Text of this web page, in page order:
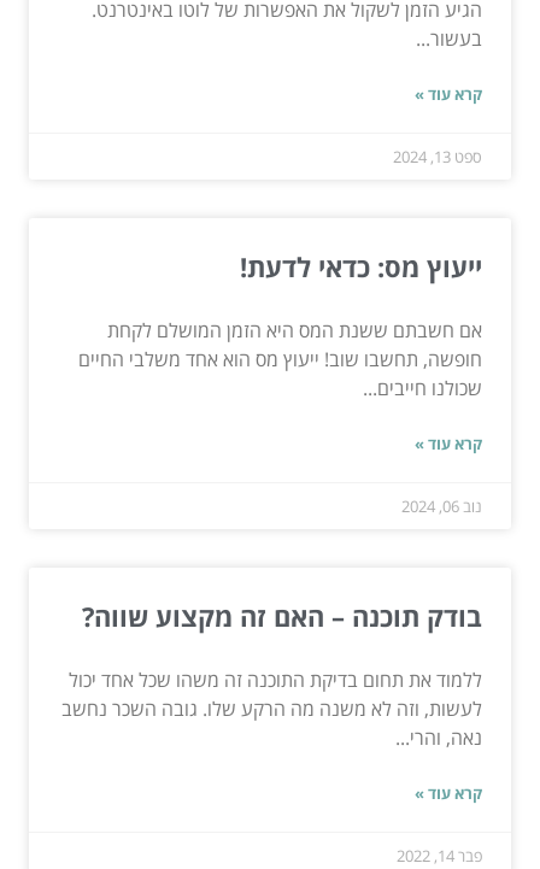
הגיע הזמן לשקול את האפשרות של לוטו באינטרנט.
בעשור...
קרא עוד »
ספט 13, 2024
ייעוץ מס: כדאי לדעת!
אם חשבתם ששנת המס היא הזמן המושלם לקחת
חופשה, תחשבו שוב! ייעוץ מס הוא אחד משלבי החיים
שכולנו חייבים...
קרא עוד »
נוב 06, 2024
בודק תוכנה – האם זה מקצוע שווה?
ללמוד את תחום בדיקת התוכנה זה משהו שכל אחד יכול
לעשות, וזה לא משנה מה הרקע שלו. גובה השכר נחשב
נאה, והרי...
קרא עוד »
פבר 14, 2022